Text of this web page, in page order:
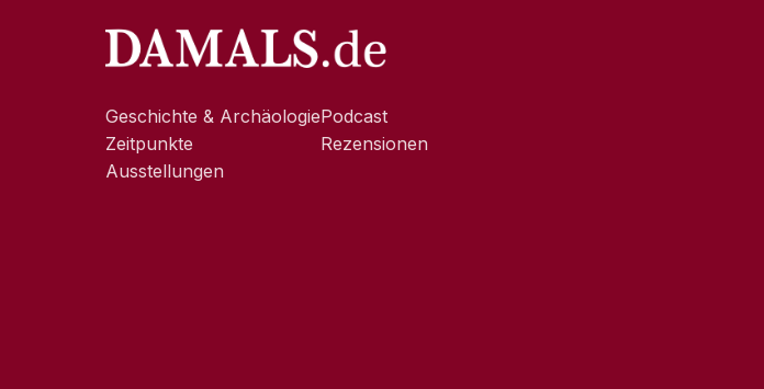
Geschichte & Archäologie
Zeitpunkte
Ausstellungen
Podcast
Rezensionen